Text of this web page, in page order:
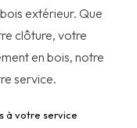
extérieur. Que
clôture, votre
en bois, notre
service.
à votre service